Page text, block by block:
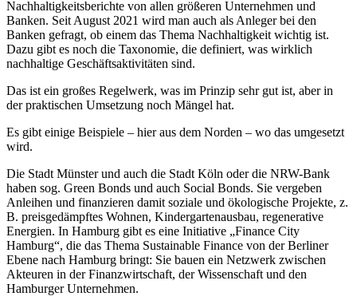
Nachhaltigkeitsberichte von allen größeren Unternehmen und
Banken. Seit August 2021 wird man auch als Anleger bei den
Banken gefragt, ob einem das Thema Nachhaltigkeit wichtig ist.
Dazu gibt es noch die Taxonomie, die definiert, was wirklich
nachhaltige Geschäftsaktivitäten sind.
Das ist ein großes Regelwerk, was im Prinzip sehr gut ist, aber in
der praktischen Umsetzung noch Mängel hat.
Es gibt einige Beispiele – hier aus dem Norden – wo das umgesetzt
wird.
Die Stadt Münster und auch die Stadt Köln oder die NRW-Bank
haben sog. Green Bonds und auch Social Bonds. Sie vergeben
Anleihen und finanzieren damit soziale und ökologische Projekte, z.
B. preisgedämpftes Wohnen, Kindergartenausbau, regenerative
Energien. In Hamburg gibt es eine Initiative „Finance City
Hamburg“, die das Thema Sustainable Finance von der Berliner
Ebene nach Hamburg bringt: Sie bauen ein Netzwerk zwischen
Akteuren in der Finanzwirtschaft, der Wissenschaft und den
Hamburger Unternehmen.